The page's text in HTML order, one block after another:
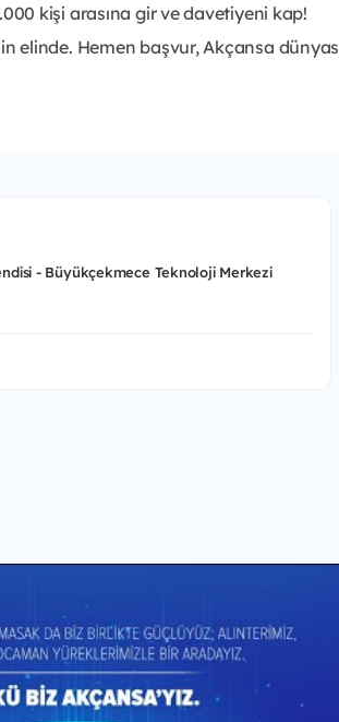
kişi arasına gir ve davetiyeni kap!
elinde. Hemen başvur, Akçansa
- Büyükçekmece Teknoloji Merkezi